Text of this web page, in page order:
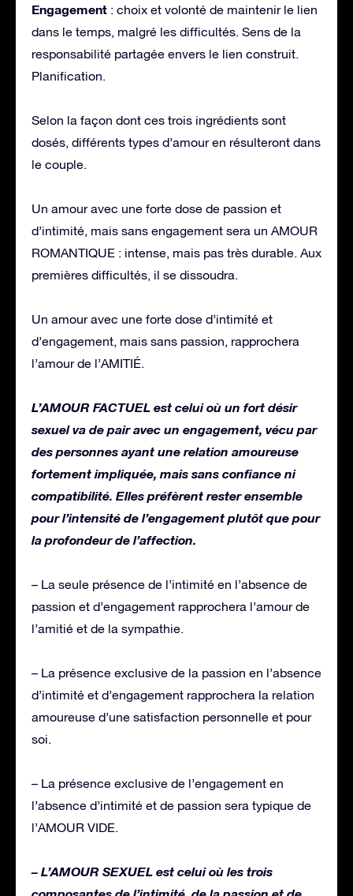
Engagement : choix et volonté de maintenir le lien
dans le temps, malgré les difficultés. Sens de la
responsabilité partagée envers le lien construit.
Planification.
Selon la façon dont ces trois ingrédients sont
dosés, différents types d’amour en résulteront dans
le couple.
Un amour avec une forte dose de passion et
d’intimité, mais sans engagement sera un AMOUR
ROMANTIQUE : intense, mais pas très durable. Aux
premières difficultés, il se dissoudra.
Un amour avec une forte dose d’intimité et
d’engagement, mais sans passion, rapprochera
l’amour de l’AMITIÉ.
L’AMOUR FACTUEL est celui où un fort désir
sexuel va de pair avec un engagement, vécu par
des personnes ayant une relation amoureuse
fortement impliquée, mais sans confiance ni
compatibilité. Elles préfèrent rester ensemble
pour l’intensité de l’engagement plutôt que pour
la profondeur de l’affection.
– La seule présence de l’intimité en l’absence de
passion et d’engagement rapprochera l’amour de
l’amitié et de la sympathie.
– La présence exclusive de la passion en l’absence
d’intimité et d’engagement rapprochera la relation
amoureuse d’une satisfaction personnelle et pour
soi.
– La présence exclusive de l’engagement en
l’absence d’intimité et de passion sera typique de
l’AMOUR VIDE.
– L’AMOUR SEXUEL est celui où les trois